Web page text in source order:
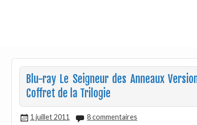
Blu-ray Le Seigneur des Anneaux
Coffret de la Trilogie
1 juillet 2011 8 commentaires